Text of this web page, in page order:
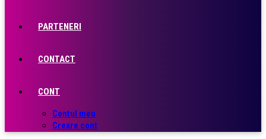
PARTENERI
CONTACT
CONT
Contul meu
Creare cont